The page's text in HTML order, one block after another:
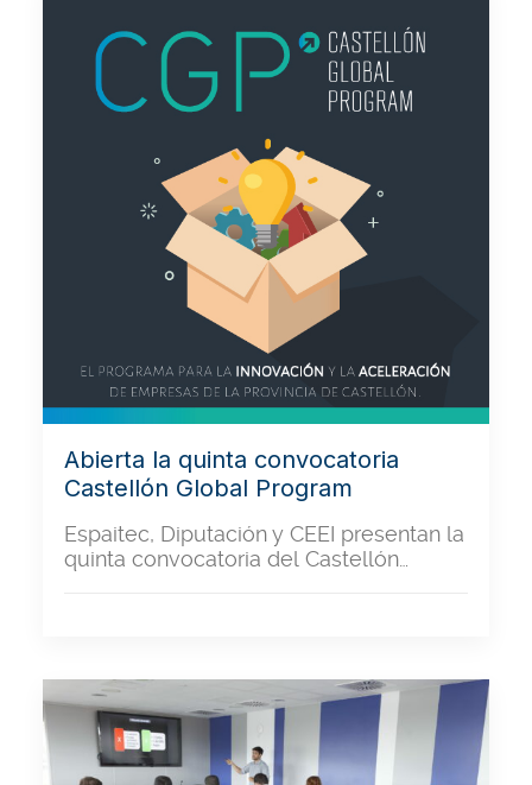
Abierta la quinta convocatoria
Castellón Global Program
Espaitec, Diputación y CEEI presentan la
quinta convocatoria del Castellón…